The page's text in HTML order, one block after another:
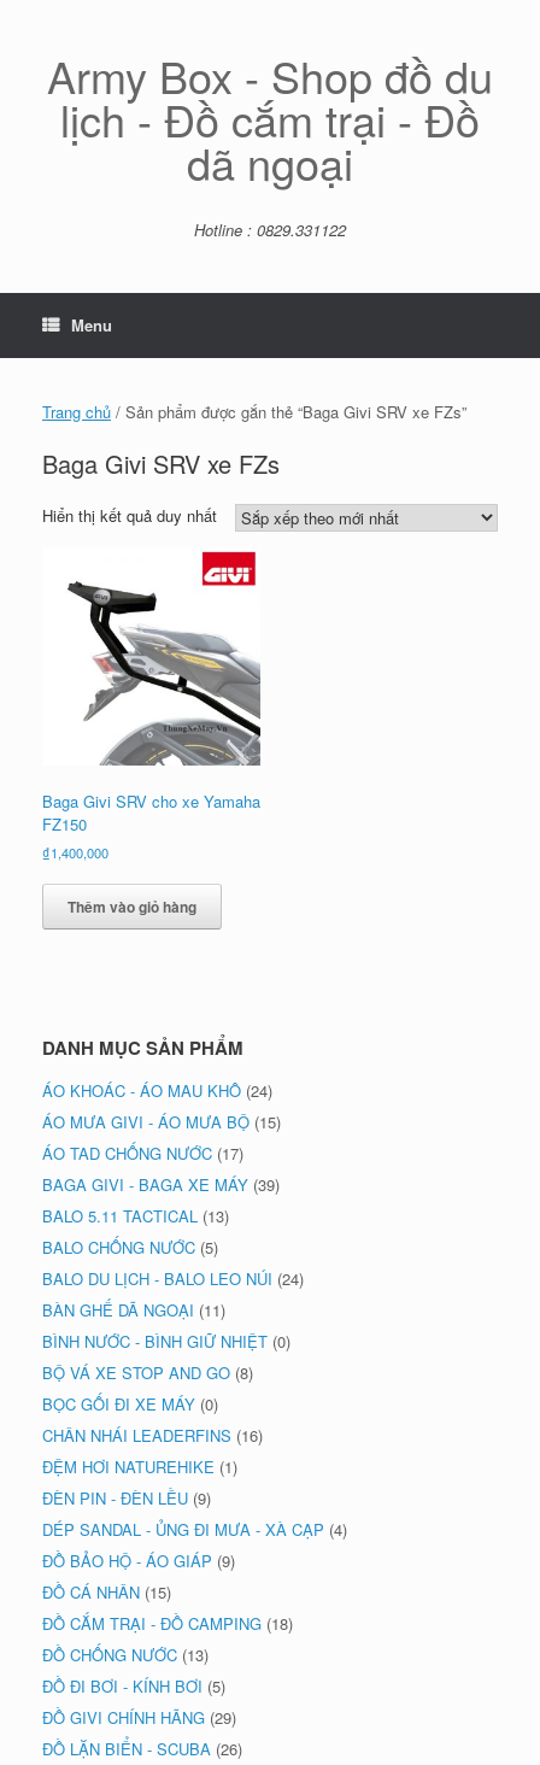
Army Box - Shop đồ du
lịch - Đồ cắm trại - Đồ
dã ngoại
Hotline : 0829.331122
Menu
Trang chủ / Sản phẩm được gắn thẻ “Baga Givi SRV xe FZs”
Baga Givi SRV xe FZs
Hiển thị kết quả duy nhất
Baga Givi SRV cho xe Yamaha
FZ150
₫1,400,000
Thêm vào giỏ hàng
DANH MỤC SẢN PHẨM
ÁO KHOÁC - ÁO MAU KHÔ (24)
ÁO MƯA GIVI - ÁO MƯA BỘ (15)
ÁO TAD CHỐNG NƯỚC (17)
BAGA GIVI - BAGA XE MÁY (39)
BALO 5.11 TACTICAL (13)
BALO CHỐNG NƯỚC (5)
BALO DU LỊCH - BALO LEO NÚI (24)
BÀN GHẾ DÃ NGOẠI (11)
BÌNH NƯỚC - BÌNH GIỮ NHIỆT (0)
BỘ VÁ XE STOP AND GO (8)
BỌC GỐI ĐI XE MÁY (0)
CHÂN NHÁI LEADERFINS (16)
ĐỆM HƠI NATUREHIKE (1)
ĐÈN PIN - ĐÈN LỀU (9)
DÉP SANDAL - ỦNG ĐI MƯA - XÀ CẠP (4)
ĐỒ BẢO HỘ - ÁO GIÁP (9)
ĐỒ CÁ NHÂN (15)
ĐỒ CẮM TRẠI - ĐỒ CAMPING (18)
ĐỒ CHỐNG NƯỚC (13)
ĐỒ ĐI BƠI - KÍNH BƠI (5)
ĐỒ GIVI CHÍNH HÃNG (29)
ĐỒ LẶN BIỂN - SCUBA (26)